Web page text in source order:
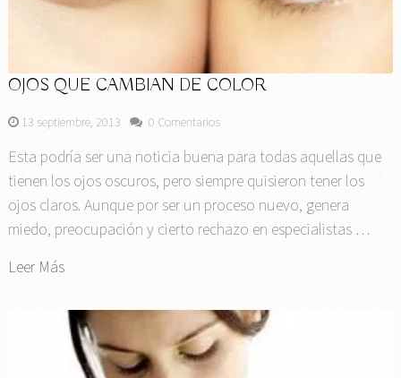
OJOS QUE CAMBIAN DE COLOR
13 septiembre, 2013 0 Comentarios
Esta podría ser una noticia buena para todas aquellas que
tienen los ojos oscuros, pero siempre quisieron tener los
ojos claros. Aunque por ser un proceso nuevo, genera
miedo, preocupación y cierto rechazo en especialistas …
Leer Más